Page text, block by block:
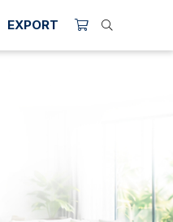
EXPORT